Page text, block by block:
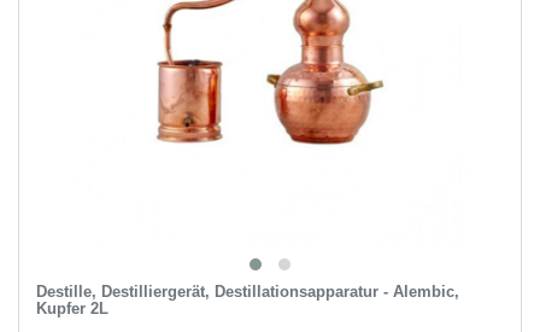
Destille, Destilliergerät, Destillationsapparatur - Alembic,
Kupfer 2L